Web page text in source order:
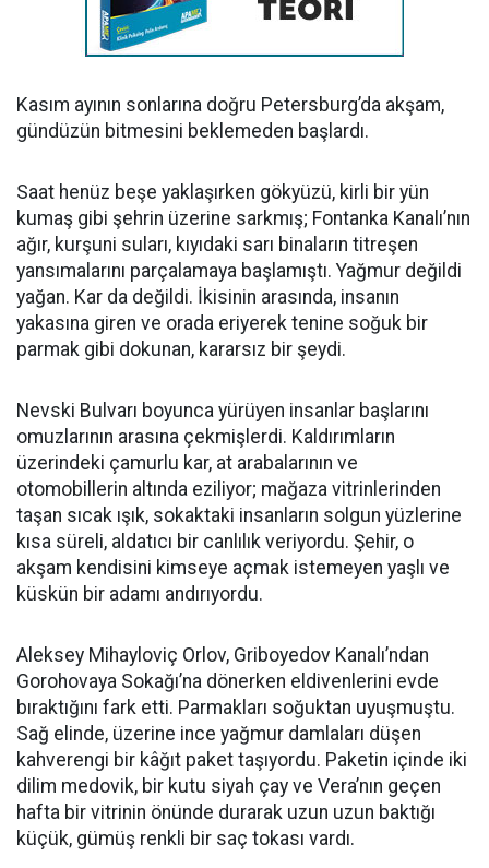
Kasım ayının sonlarına doğru Petersburg’da akşam,
gündüzün bitmesini beklemeden başlardı.
Saat henüz beşe yaklaşırken gökyüzü, kirli bir yün
kumaş gibi şehrin üzerine sarkmış; Fontanka Kanalı’nın
ağır, kurşuni suları, kıyıdaki sarı binaların titreşen
yansımalarını parçalamaya başlamıştı. Yağmur değildi
yağan. Kar da değildi. İkisinin arasında, insanın
yakasına giren ve orada eriyerek tenine soğuk bir
parmak gibi dokunan, kararsız bir şeydi.
Nevski Bulvarı boyunca yürüyen insanlar başlarını
omuzlarının arasına çekmişlerdi. Kaldırımların
üzerindeki çamurlu kar, at arabalarının ve
otomobillerin altında eziliyor; mağaza vitrinlerinden
taşan sıcak ışık, sokaktaki insanların solgun yüzlerine
kısa süreli, aldatıcı bir canlılık veriyordu. Şehir, o
akşam kendisini kimseye açmak istemeyen yaşlı ve
küskün bir adamı andırıyordu.
Aleksey Mihayloviç Orlov, Griboyedov Kanalı’ndan
Gorohovaya Sokağı’na dönerken eldivenlerini evde
bıraktığını fark etti. Parmakları soğuktan uyuşmuştu.
Sağ elinde, üzerine ince yağmur damlaları düşen
kahverengi bir kâğıt paket taşıyordu. Paketin içinde iki
dilim medovik, bir kutu siyah çay ve Vera’nın geçen
hafta bir vitrinin önünde durarak uzun uzun baktığı
küçük, gümüş renkli bir saç tokası vardı.